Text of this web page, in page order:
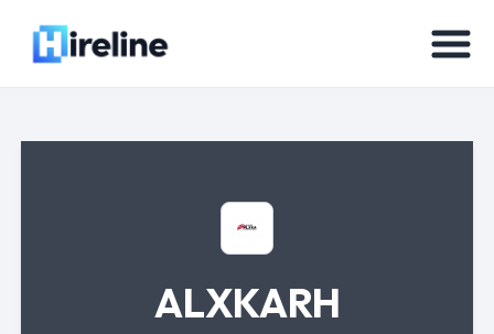
ALXKARH